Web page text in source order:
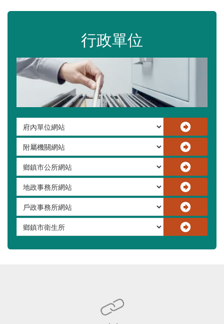
行政單位